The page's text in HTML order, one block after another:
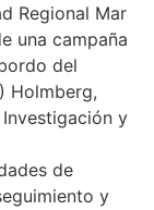
Regional Mar
una campaña
del
Holmberg,
y
de
y